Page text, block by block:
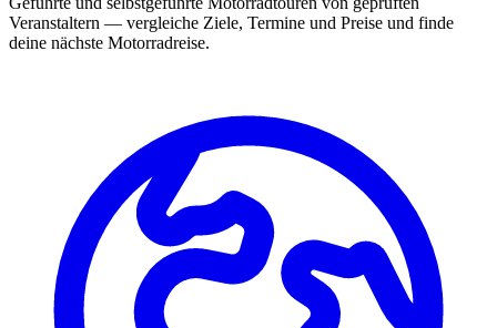
Veranstaltern — vergleiche Ziele, Termine und Preise und finde
deine nächste Motorradreise.